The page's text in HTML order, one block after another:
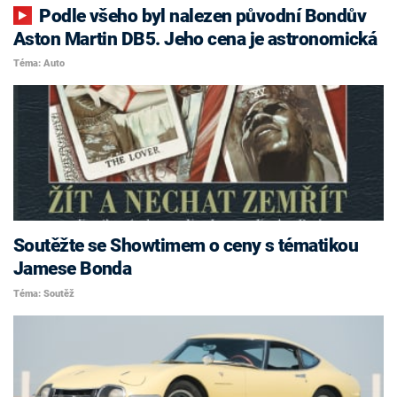
Aston Martin DB5. Jeho cena je astronomická
Téma: Auto
Soutěžte se Showtimem o ceny s tématikou
Jamese Bonda
Téma: Soutěž